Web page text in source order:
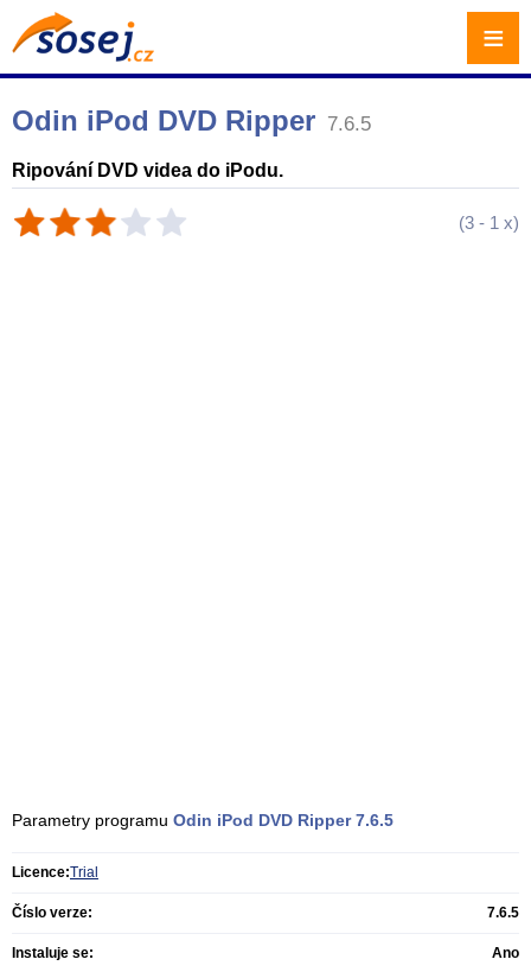
Odin iPod DVD Ripper 7.6.5
Ripování DVD videa do iPodu.
(3 - 1 x)
Parametry programu Odin iPod DVD Ripper 7.6.5
Licence:Trial
Číslo verze: 7.6.5
Instaluje se: Ano
≡